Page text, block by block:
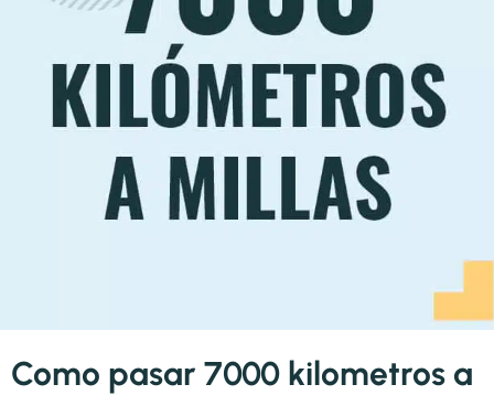
Como pasar 7000 kilometros a